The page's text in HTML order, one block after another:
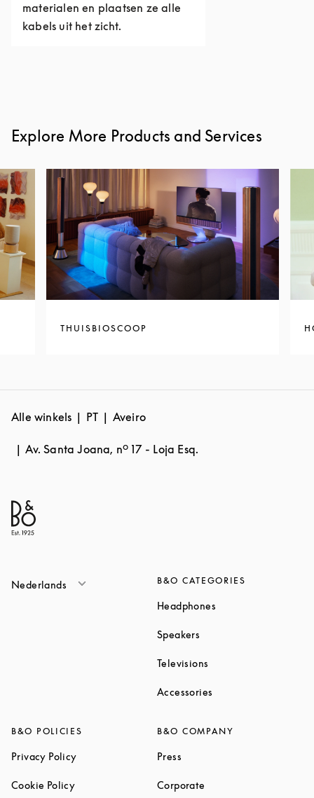
materialen en plaatsen ze alle
kabels uit het zicht.
Explore More Products and Services
THUISBIOSCOOP
Alle winkels PT Aveiro
Av. Santa Joana, nº 17 - Loja Esq.
Nederlands B&O CATEGORIES
Headphones
Speakers
Televisions
Accessories
B&O POLICIES
Privacy PolicyLink Opens in New Tab
Cookie PolicyLink Opens in New Tab
B&O COMPANY
Press
Corporate